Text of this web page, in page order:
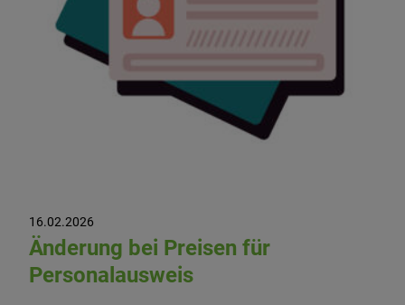
16.02.2026
Änderung bei Preisen für
Personalausweis